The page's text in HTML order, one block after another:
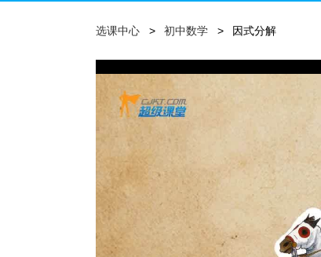
选课中心 初中数学 因式分解
k12678